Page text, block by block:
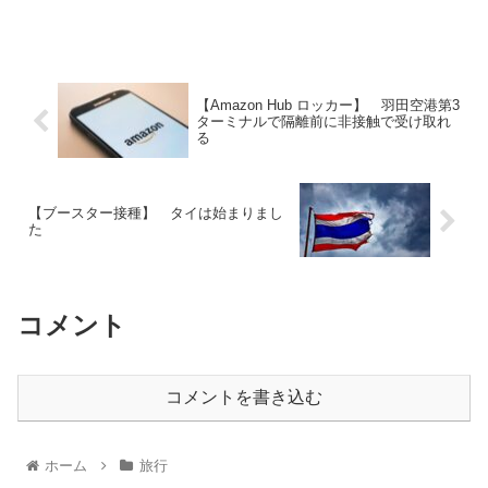
【Amazon Hub ロッカー】 羽田空港第3
ターミナルで隔離前に非接触で受け取れ
る
【ブースター接種】 タイは始まりまし
た
コメント
コメントを書き込む
ホーム 旅行